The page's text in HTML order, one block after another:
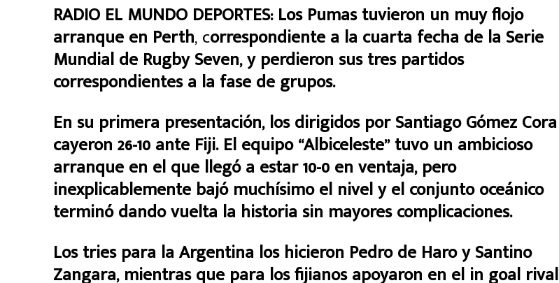
RADIO EL MUNDO DEPORTES: Los Pumas tuvieron un muy flojo
arranque en Perth, correspondiente a la cuarta fecha de la Serie
Mundial de Rugby Seven, y perdieron sus tres partidos
correspondientes a la fase de grupos.
En su primera presentación, los dirigidos por Santiago Gómez Cora
cayeron 26-10 ante Fiji. El equipo “Albiceleste” tuvo un ambicioso
arranque en el que llegó a estar 10-0 en ventaja, pero
inexplicablemente bajó muchísimo el nivel y el conjunto oceánico
terminó dando vuelta la historia sin mayores complicaciones.
Los tries para la Argentina los hicieron Pedro de Haro y Santino
Zangara, mientras que para los fijianos apoyaron en el in goal rival